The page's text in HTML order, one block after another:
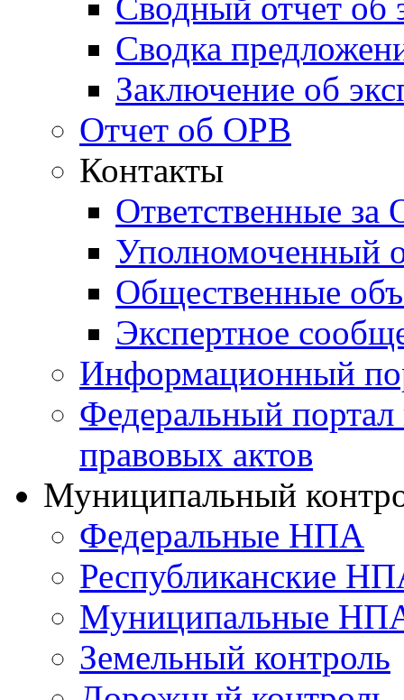
Сводка
Заключение об
Отчет об ОРВ
Контакты
Ответственные
Уполномоченный
Общественные
Экспертное
Информационный
Федеральный
правовых актов
Муниципальный
Федеральные НПА
Республиканские
Муниципальные
Земельный контроль